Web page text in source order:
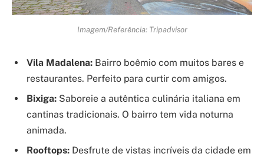
Imagem/Referência: Tripadvisor
Vila Madalena: Bairro boêmio com muitos bares e
restaurantes. Perfeito para curtir com amigos.
Bixiga: Saboreie a autêntica culinária italiana em
cantinas tradicionais. O bairro tem vida noturna
animada.
Rooftops: Desfrute de vistas incríveis da cidade em